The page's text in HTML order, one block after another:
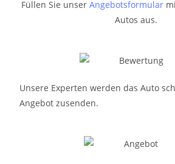
Füllen Sie unser Angebotsformular
Autos aus.
Unsere Experten werden das Auto
Angebot zusenden.